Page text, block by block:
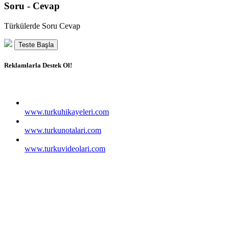
Soru - Cevap
Türkülerde Soru Cevap
Teste Başla
Reklamlarla Destek Ol!
www.turkuhikayeleri.com
www.turkunotalari.com
www.turkuvideolari.com